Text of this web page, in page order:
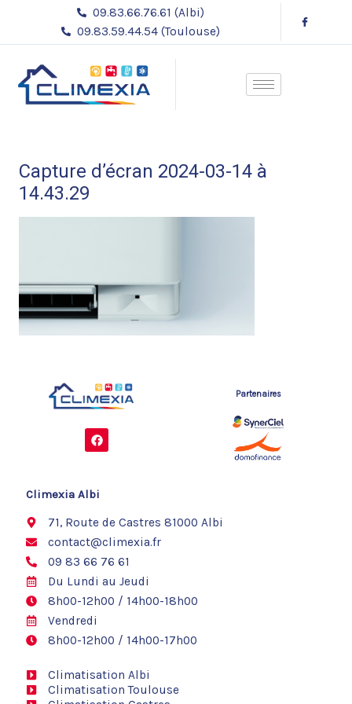
contenu
09.83.66.76.61 (Albi)
09.83.59.44.54 (Toulouse)
Capture d’écran 2024-03-14 à
14.43.29
F
a
c
o
Partenaires
Climexia Albi
71, Route de Castres 81000 Albi
contact@climexia.fr
09 83 66 76 61
Du Lundi au Jeudi
8h00-12h00 / 14h00-18h00
Vendredi
8h00-12h00 / 14h00-17h00
Climatisation Albi
Climatisation Toulouse